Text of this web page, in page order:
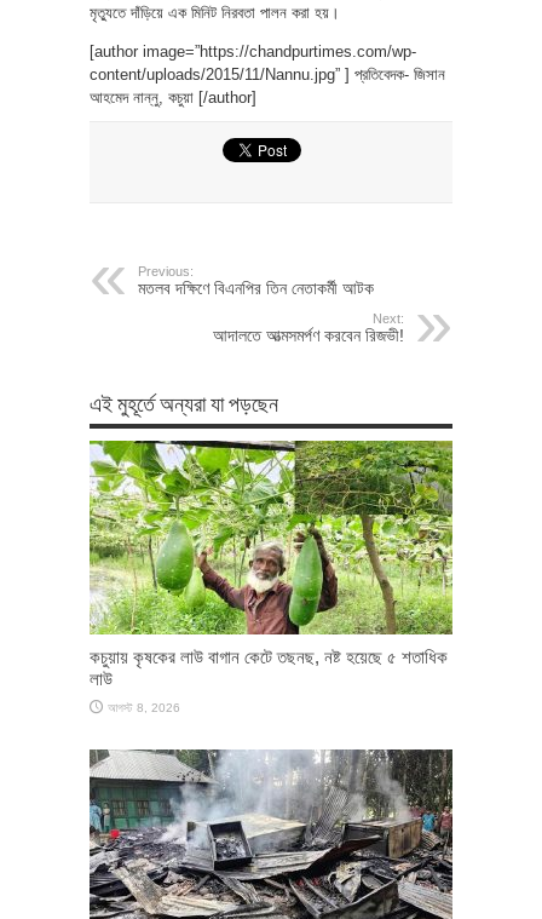
মৃত্যুতে দাঁড়িয়ে এক মিনিট নিরবতা পালন করা হয়।
[author image=”https://chandpurtimes.com/wp-
content/uploads/2015/11/Nannu.jpg” ] প্রতিবেদক- জিসান
আহমেদ নান্নু, কচুয়া [/author]
Previous:
মতলব দক্ষিণে বিএনপির তিন নেতাকর্মী আটক
Next:
আদালতে আত্মসমর্পণ করবেন রিজভী!
এই মুহূর্তে অন্যরা যা পড়ছেন
কচুয়ায় কৃষকের লাউ বাগান কেটে তছনছ, নষ্ট হয়েছে ৫ শতাধিক
লাউ
আগস্ট 8, 2026